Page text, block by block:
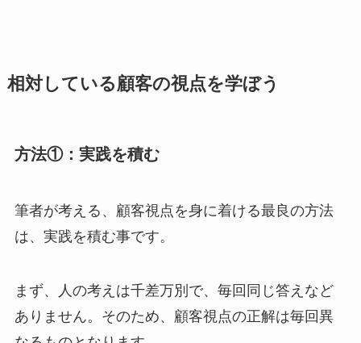
相対している顧客の視点を学ぼう
方法①：実践を積む
筆者が考える、顧客視点を身に着ける最良の方法
は、実践を積む事です。
まず、人の考えは千差万別で、毎回同じ答えなど
ありません。そのため、顧客視点の正解は毎回異